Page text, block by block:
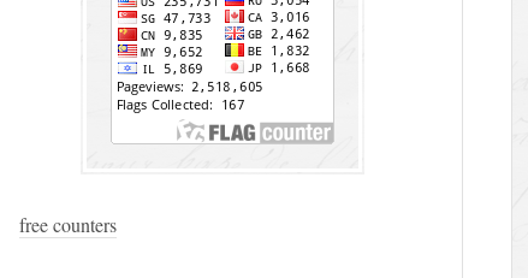
free counters